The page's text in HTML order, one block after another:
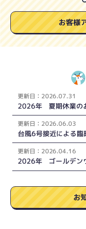
お客様
更新日： 2026.07.31
2026年 夏期休業の
更新日： 2026.06.03
台風6号接近による臨
更新日： 2026.04.16
2026年 ゴールデン
お